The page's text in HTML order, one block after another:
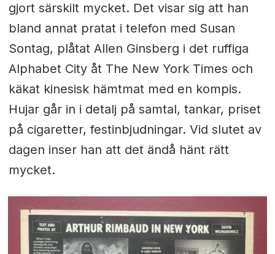
gjort särskilt mycket. Det visar sig att han
bland annat pratat i telefon med Susan
Sontag, plåtat Allen Ginsberg i det ruffiga
Alphabet City åt The New York Times och
käkat kinesisk hämtmat med en kompis.
Hujar går in i detalj på samtal, tankar, priset
på cigaretter, festinbjudningar. Vid slutet av
dagen inser han att det ändå hänt rätt
mycket.